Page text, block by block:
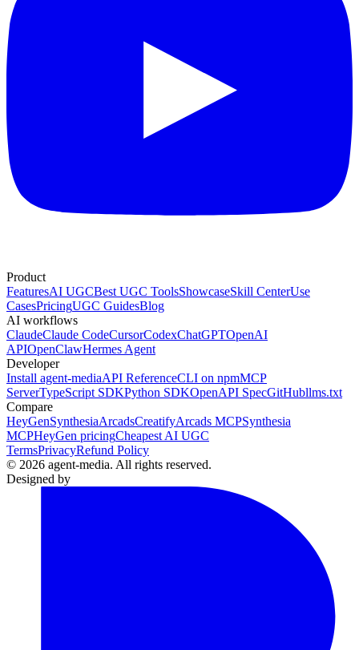
Product
FeaturesAI UGCBest UGC ToolsShowcaseSkill CenterUse
CasesPricingUGC GuidesBlog
AI workflows
ClaudeClaude CodeCursorCodexChatGPTOpenAI
APIOpenClawHermes Agent
Developer
Install agent-mediaAPI ReferenceCLI on npmMCP
ServerTypeScript SDKPython SDKOpenAPI SpecGitHubllms.txt
Compare
HeyGenSynthesiaArcadsCreatifyArcads MCPSynthesia
MCPHeyGen pricingCheapest AI UGC
TermsPrivacyRefund Policy
© 2026 agent-media. All rights reserved.
Designed by